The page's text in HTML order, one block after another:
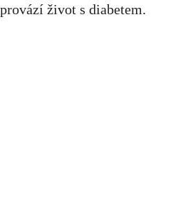
život s diabetem.